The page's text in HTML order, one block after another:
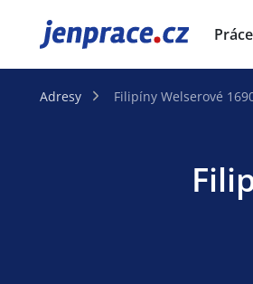
JenPráce.cz Práce
Adresy Filipíny Welserové